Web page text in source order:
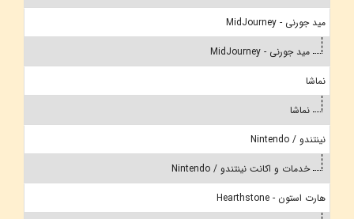
مید جورنی - MidJourney
مید جورنی - MidJourney
نماشا
نماشا
نینتندو / Nintendo
خدمات و اکانت نینتندو / Nintendo
هارت استون - Hearthstone